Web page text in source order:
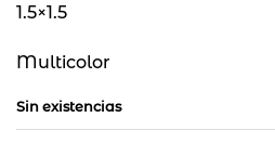
1.5×1.5
Multicolor
Sin existencias